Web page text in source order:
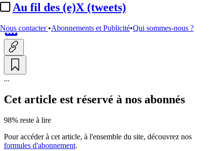
Au fil des (e)X (tweets)
Nous contacter •Abonnements et Publicité•Qui sommes-nous ?
ParLB
...
Cet article est réservé à nos abonnés
98% reste à lire
Pour accéder à cet article, à l'ensemble du site, découvrez nos
formules d'abonnement.